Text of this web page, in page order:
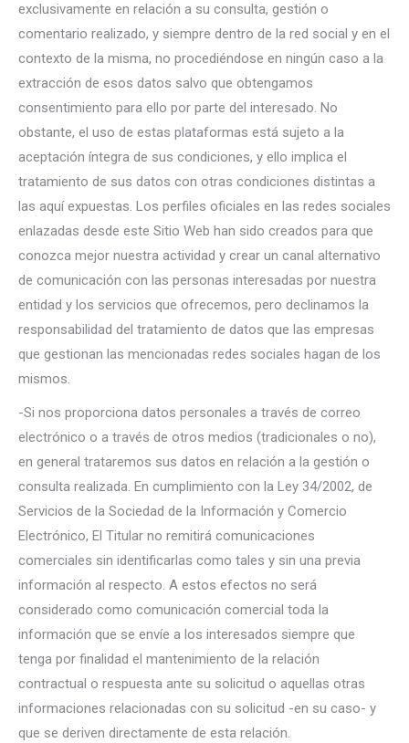
exclusivamente en relación a su consulta, gestión o
comentario realizado, y siempre dentro de la red social y en el
contexto de la misma, no procediéndose en ningún caso a la
extracción de esos datos salvo que obtengamos
consentimiento para ello por parte del interesado. No
obstante, el uso de estas plataformas está sujeto a la
aceptación íntegra de sus condiciones, y ello implica el
tratamiento de sus datos con otras condiciones distintas a
las aquí expuestas. Los perfiles oficiales en las redes sociales
enlazadas desde este Sitio Web han sido creados para que
conozca mejor nuestra actividad y crear un canal alternativo
de comunicación con las personas interesadas por nuestra
entidad y los servicios que ofrecemos, pero declinamos la
responsabilidad del tratamiento de datos que las empresas
que gestionan las mencionadas redes sociales hagan de los
mismos.
-Si nos proporciona datos personales a través de correo
electrónico o a través de otros medios (tradicionales o no),
en general trataremos sus datos en relación a la gestión o
consulta realizada. En cumplimiento con la Ley 34/2002, de
Servicios de la Sociedad de la Información y Comercio
Electrónico, El Titular no remitirá comunicaciones
comerciales sin identificarlas como tales y sin una previa
información al respecto. A estos efectos no será
considerado como comunicación comercial toda la
información que se envíe a los interesados siempre que
tenga por finalidad el mantenimiento de la relación
contractual o respuesta ante su solicitud o aquellas otras
informaciones relacionadas con su solicitud -en su caso- y
que se deriven directamente de esta relación.